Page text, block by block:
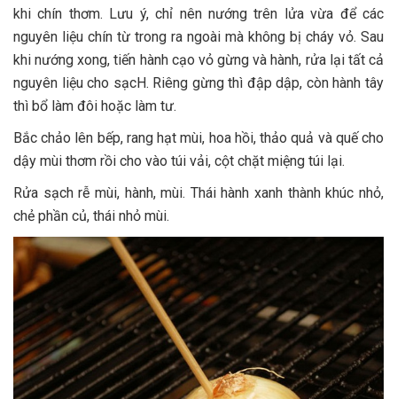
khi chín thơm. Lưu ý, chỉ nên nướng trên lửa vừa để các
nguyên liệu chín từ trong ra ngoài mà không bị cháy vỏ. Sau
khi nướng xong, tiến hành cạo vỏ gừng và hành, rửa lại tất cả
nguyên liệu cho sạcH. Riêng gừng thì đập dập, còn hành tây
thì bổ làm đôi hoặc làm tư.
Bắc chảo lên bếp, rang hạt mùi, hoa hồi, thảo quả và quế cho
dậy mùi thơm rồi cho vào túi vải, cột chặt miệng túi lại.
Rửa sạch rễ mùi, hành, mùi. Thái hành xanh thành khúc nhỏ,
chẻ phần củ, thái nhỏ mùi.